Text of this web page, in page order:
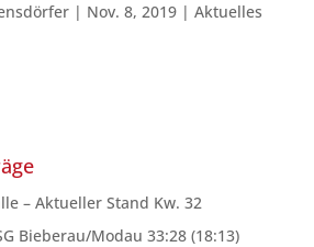
| Nov. 8, 2019| Aktuelles
– Aktueller Stand Kw. 32
Bieberau/Modau 33:28 (18:13)